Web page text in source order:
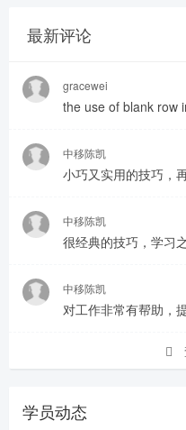
最新评论
gracewei
the use of blank row
中移陈凯
小巧又实用的技巧，
中移陈凯
很经典的技巧，学习
中移陈凯
对工作非常有帮助，
学员动态